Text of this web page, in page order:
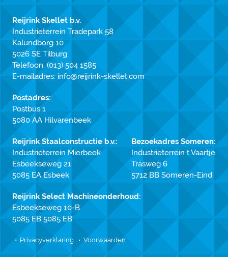
Reijrink Skellet b.v.
Industrieterrein Tradepark 58
Kalundborg 10
5026 SE Tilburg
Telefoon: (013) 504 1585
E-mailadres: info@reijrink-skellet.com
Postadres:
Postbus 1
5080 AA Hilvarenbeek
Reijrink Staalconstructie b.v.:
Industrieterrein Mierbeek
Esbeekseweg 21
5085 EA Esbeek
Bezoekadres Someren:
Industrieterrein t Vaartje
Trasweg 6
5712 BB Someren-Eind
Reijrink Select Machineonderhoud:
Esbeekseweg 10-B
5085 EB 5085 EB
Privacyverklaring Voorwaarden